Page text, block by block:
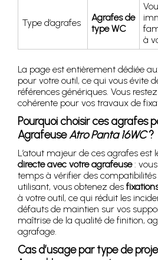
Type d’agrafes
Agrafes de
type WC
à
La page est entièrement dédiée
pour votre outil, ce qui vous évite
références génériques. Vous
cohérente pour vos travaux de
Pourquoi choisir ces agrafes
AgrafeuseAtro Panta 16WC?
L’atout majeur de ces agrafes est
directe avec votre agrafeuse:
temps à vérifier des compatibilités
utilisant, vous obtenez des
à votre outil, ce qui réduit les
défauts de maintien sur vos
maîtrise de la qualité de finition,
agrafage.
Cas d’usage par type de